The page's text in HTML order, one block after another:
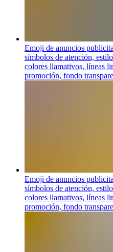
Emoji de anuncios
símbolos de atención,
colores llamativos, líneas
promoción, fondo
Emoji de anuncios
símbolos de atención,
colores llamativos, líneas
promoción, fondo